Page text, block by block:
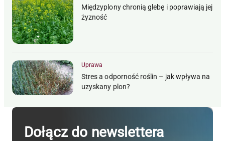
Międzyplony chronią glebę i poprawiają jej
żyzność
Uprawa
Stres a odporność roślin – jak wpływa na
uzyskany plon?
Dołącz do newslettera